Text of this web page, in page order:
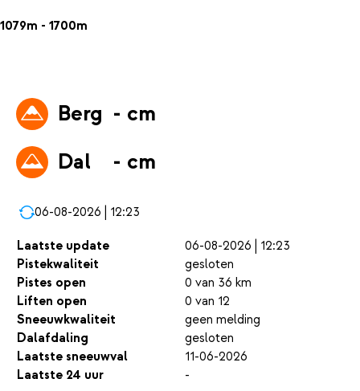
1079m - 1700m
Berg - cm
Dal
- cm
06-08-2026 | 12:23
Laatste update
06-08-2026 | 12:23
Pistekwaliteit
gesloten
Pistes open
0 van 36 km
Liften open
0 van 12
Sneeuwkwaliteit
geen melding
Dalafdaling
gesloten
Laatste sneeuwval
11-06-2026
Laatste 24 uur
-